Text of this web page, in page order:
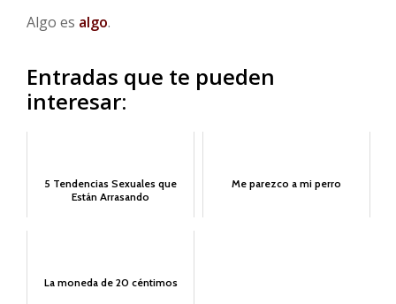
Algo es algo.
Entradas que te pueden
interesar:
5 Tendencias Sexuales que
Están Arrasando
Me parezco a mi perro
La moneda de 20 céntimos